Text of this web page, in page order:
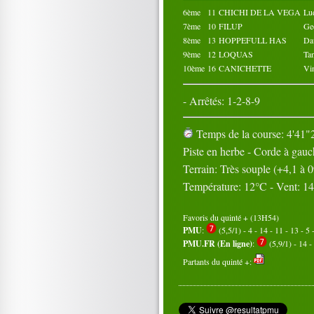
6ème 11 CHICHI DE LA VEGA
7ème
10 FILUP
8ème
13 HOPPEFULL HAS
9ème
12 LOQUAS
10ème 16 CANICHETTE
- Arrêtés: 1-2-8-9
Temps de la course:
Piste en herbe - Corde à
Terrain: Très souple (+4,1 à
Température: 12°C - Vent:
Favoris du quinté + (13H54)
PMU: (5,5/1) - 4 - 14 - 11 - 13 - 5
PMU.FR (En ligne):
(5,9/1) - 14
Partants du quinté +: